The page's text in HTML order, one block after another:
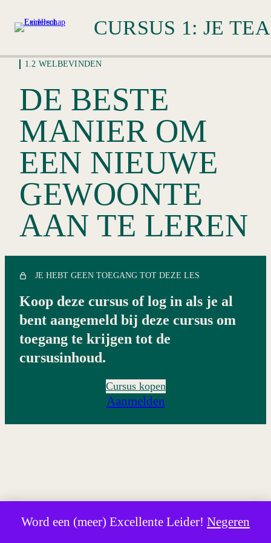
Word een (meer) Excellente Leider! Negeren
De beste manier om een nieuwe gewoonte aan te leren
Inleiding van module 1.2
De drie behoeften
Lees paragraaf 1.2
Leiderschap dat menselijke bloei ondersteunt
Richard Ryan vertelt over geluk
Hoe is het gesteld met jouw welbevinden?
Evaluatie van module 1.2
1.3 EMOTIES IN EEN
ZAKELIJKE OMGEVING
1.4 STRESS
8 lessen
ZONDER COMMUNICATIE
1.2 WELBEVINDEN
DE BESTE
MANIER OM
EEN NIEUWE
GEWOONTE
AAN TE LEREN
JE HEBT GEEN TOEGANG TOT DEZE LES
Koop deze cursus of log in als je al
bent aangemeld bij deze cursus om
toegang te krijgen tot de
cursusinhoud.
Cursus kopen
Aanmelden